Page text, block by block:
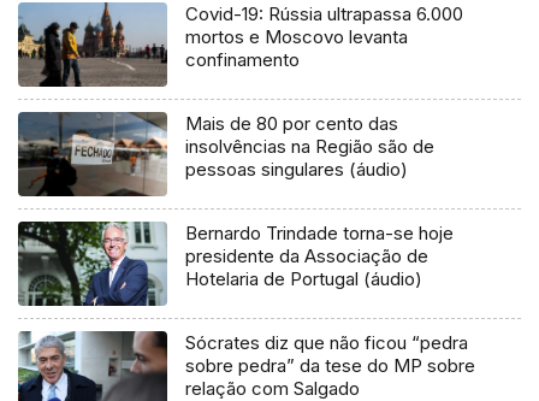
Covid-19: Rússia ultrapassa 6.000
mortos e Moscovo levanta
confinamento
Mais de 80 por cento das
insolvências na Região são de
pessoas singulares (áudio)
Bernardo Trindade torna-se hoje
presidente da Associação de
Hotelaria de Portugal (áudio)
Sócrates diz que não ficou “pedra
sobre pedra” da tese do MP sobre
relação com Salgado